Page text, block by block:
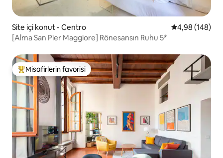
Site içi konut - Centro 5 üzerinden
4,98 (148)
[Alma San Pier Maggiore] Rönesansın Ruhu 5*
Misafirlerin favorilerinden en beğenilenler arasında
Misafirlerin favorisi